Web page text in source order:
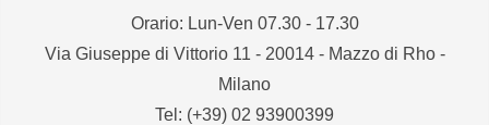
Orario: Lun-Ven 07.30 - 17.30
Via Giuseppe di Vittorio 11 - 20014 - Mazzo di Rho -
Milano
Tel: (+39) 02 93900399